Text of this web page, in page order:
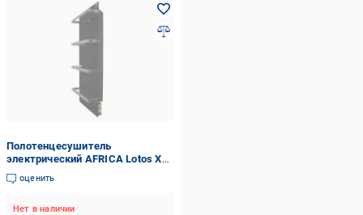
Полотенцесушитель
электрический AFRICA Lotos X
black 450 Вт.
стеклокерамический с
оценить
Нет в наличии